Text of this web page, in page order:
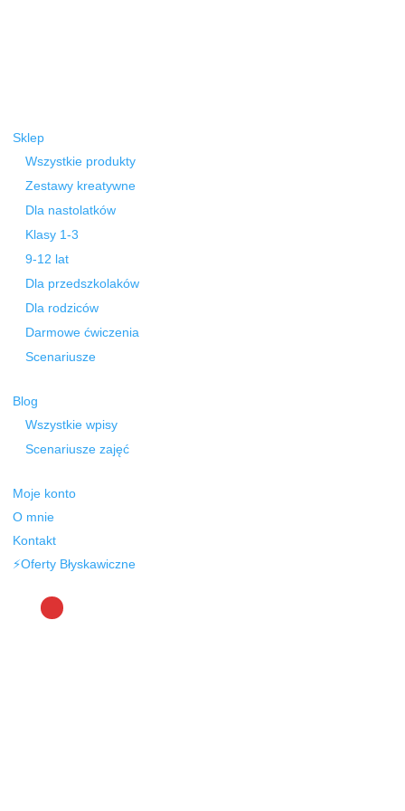
Sklep
Wszystkie produkty
Zestawy kreatywne
Dla nastolatków
Klasy 1-3
9-12 lat
Dla przedszkolaków
Dla rodziców
Darmowe ćwiczenia
Scenariusze
Blog
Wszystkie wpisy
Scenariusze zajęć
Moje konto
O mnie
Kontakt
⚡Oferty Błyskawiczne